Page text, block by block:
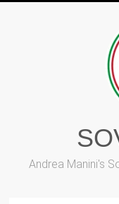
Andrea Manini's